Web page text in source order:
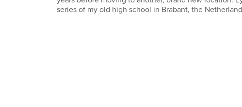
series of my old high school in Brabant, the